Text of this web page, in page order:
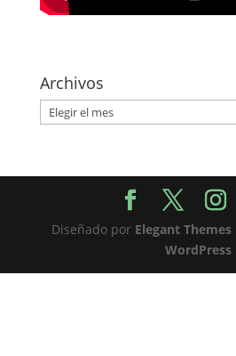
Archivos
Archivos
Diseñado por Elegant Themes
WordPress